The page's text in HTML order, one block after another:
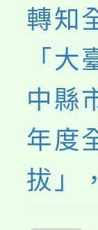
轉知
「
中縣
年度
拔」